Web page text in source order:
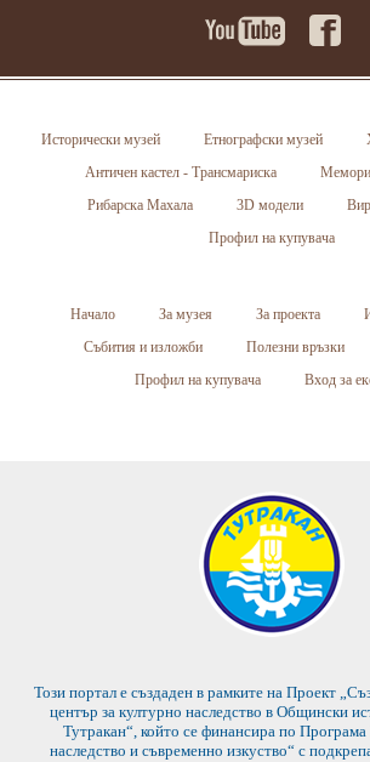
Исторически музей Етнографски музей
Античен кастел - Трансмариска
Рибарска Махала
3D модели
Профил на купувача
Начало За музея За проекта
Събития и изложби
Полезни връзки
Профил на купувача
Вход за
Този портал е създаден в рамките на Проект
център за културно наследство в Общински
Тутракан“, който се финансира по
наследство и съвременно изкуство“ с